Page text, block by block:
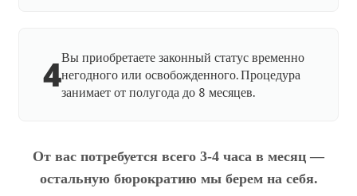
4Вы приобретаете законный статус временно
негодного или освобожденного. Процедура
занимает от полугода до 8 месяцев.
От вас потребуется всего 3-4 часа в месяц —
остальную бюрократию мы берем на себя.